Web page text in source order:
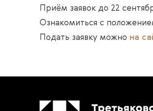
Приём заявок до 22
Ознакомиться с
Подать заявку можно на